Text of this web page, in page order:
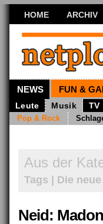
HOME ARCHIV
NEWS FUN &
Leute Musik TV
Pop & Rock
Aus der
Tags | Die
Neid: